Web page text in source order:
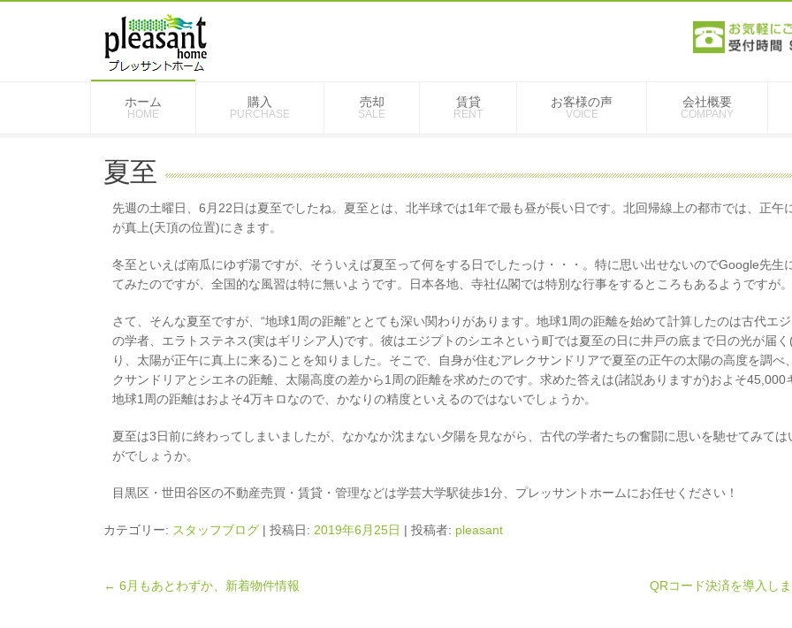
ホーム
HOME
購入
PURCHASE
売却
SALE
賃貸
RENT
お客様の声
VOICE
会社概要
COMPANY
夏至
先週の土曜日、6月22日は夏至でしたね。夏至とは、北半球では1年で最も昼が長い日です。北回帰線上の都市では、正午
が真上(天頂の位置)にきます。
冬至といえば南瓜にゆず湯ですが、そういえば夏至って何をする日でしたっけ・・・。特に思い出せないのでGoogle先生
てみたのですが、全国的な風習は特に無いようです。日本各地、寺社仏閣では特別な行事をするところもあるようですが。
さて、そんな夏至ですが、“地球1周の距離”ととても深い関わりがあります。地球1周の距離を始めて計算したのは古代エジ
の学者、エラトステネス(実はギリシア人)です。彼はエジプトのシエネという町では夏至の日に井戸の底まで日の光が届く
り、太陽が正午に真上に来る)ことを知りました。そこで、自身が住むアレクサンドリアで夏至の正午の太陽の高度を調べ
クサンドリアとシエネの距離、太陽高度の差から1周の距離を求めたのです。求めた答えは(諸説ありますが)およそ45,000
地球1周の距離はおよそ4万キロなので、かなりの精度といえるのではないでしょうか。
夏至は3日前に終わってしまいましたが、なかなか沈まない夕陽を見ながら、古代の学者たちの奮闘に思いを馳せてみては
がでしょうか。
目黒区・世田谷区の不動産売買・賃貸・管理などは学芸大学駅徒歩1分、プレッサントホームにお任せください！
カテゴリー: スタッフブログ | 投稿日: 2019年6月25日 | 投稿者: pleasant
← 6月もあとわずか、新着物件情報 QRコード決済を導入しま